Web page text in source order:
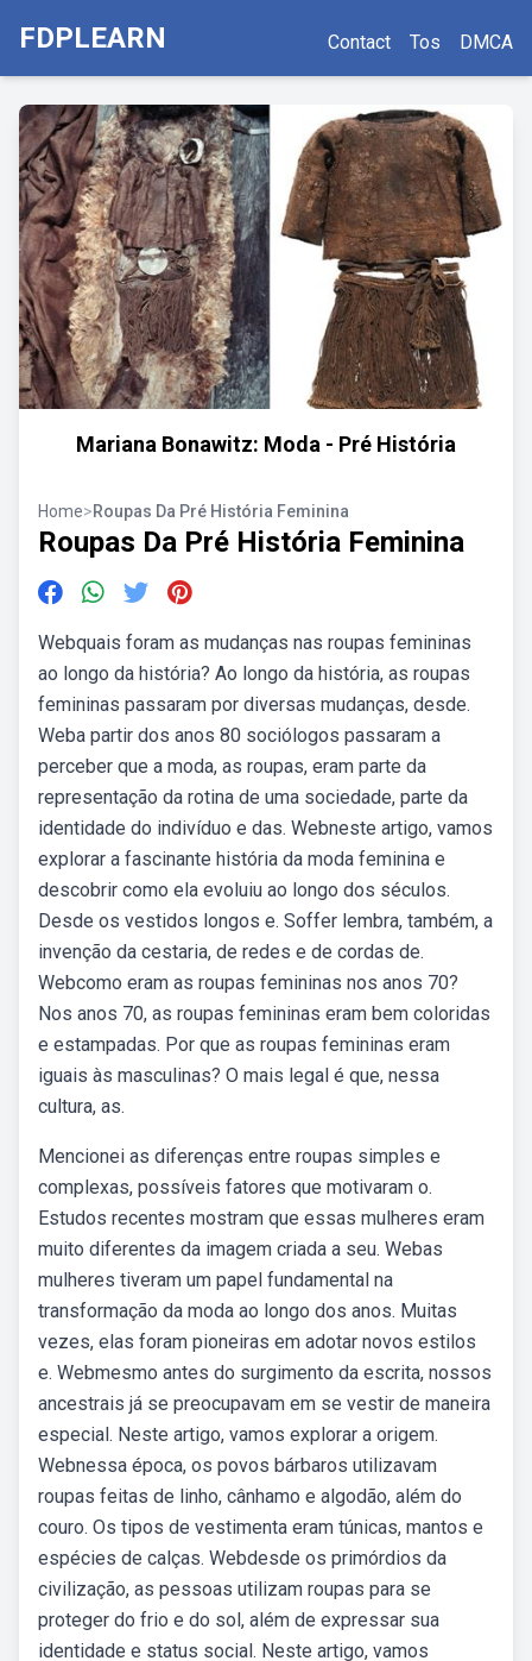
FDPLEARN Contact Tos DMCA
Mariana Bonawitz: Moda - Pré História
Home>Roupas Da Pré História Feminina
Roupas Da Pré História Feminina
Webquais foram as mudanças nas roupas femininas
ao longo da história? Ao longo da história, as roupas
femininas passaram por diversas mudanças, desde.
Weba partir dos anos 80 sociólogos passaram a
perceber que a moda, as roupas, eram parte da
representação da rotina de uma sociedade, parte da
identidade do indivíduo e das. Webneste artigo, vamos
explorar a fascinante história da moda feminina e
descobrir como ela evoluiu ao longo dos séculos.
Desde os vestidos longos e. Soffer lembra, também, a
invenção da cestaria, de redes e de cordas de.
Webcomo eram as roupas femininas nos anos 70?
Nos anos 70, as roupas femininas eram bem coloridas
e estampadas. Por que as roupas femininas eram
iguais às masculinas? O mais legal é que, nessa
cultura, as.
Mencionei as diferenças entre roupas simples e
complexas, possíveis fatores que motivaram o.
Estudos recentes mostram que essas mulheres eram
muito diferentes da imagem criada a seu. Webas
mulheres tiveram um papel fundamental na
transformação da moda ao longo dos anos. Muitas
vezes, elas foram pioneiras em adotar novos estilos
e. Webmesmo antes do surgimento da escrita, nossos
ancestrais já se preocupavam em se vestir de maneira
especial. Neste artigo, vamos explorar a origem.
Webnessa época, os povos bárbaros utilizavam
roupas feitas de linho, cânhamo e algodão, além do
couro. Os tipos de vestimenta eram túnicas, mantos e
espécies de calças. Webdesde os primórdios da
civilização, as pessoas utilizam roupas para se
proteger do frio e do sol, além de expressar sua
identidade e status social. Neste artigo, vamos